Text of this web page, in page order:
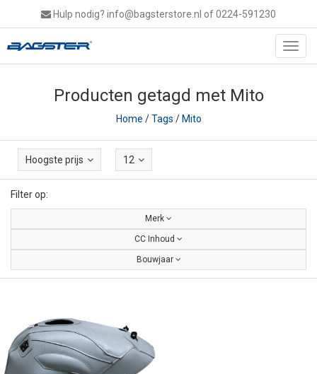
Hulp nodig? info@bagsterstore.nl of 0224-591230
Producten getagd met Mito
Home /Tags /Mito
Hoogste prijs 12
Filter op:
Merk
CC Inhoud
Bouwjaar